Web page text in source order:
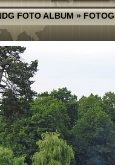
FOTO ALBUM»